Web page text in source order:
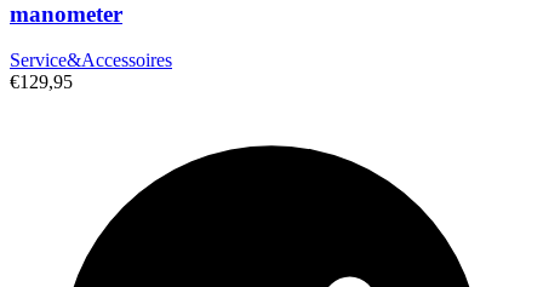
manometer
Service&Accessoires
€129,95